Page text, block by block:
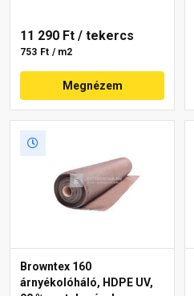
11 290 Ft / tekercs
753 Ft / m2
Megnézem
Browntex 160
árnyékolóháló, HDPE UV,